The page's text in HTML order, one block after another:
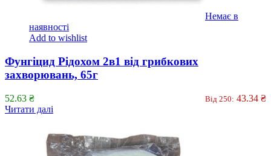
Немає в
наявності
Add to wishlist
Фунгіцид Рідохом 2в1 від грибкових
захворювань, 65г
52.63 ₴ Від 250: 43.34 ₴
Читати далі